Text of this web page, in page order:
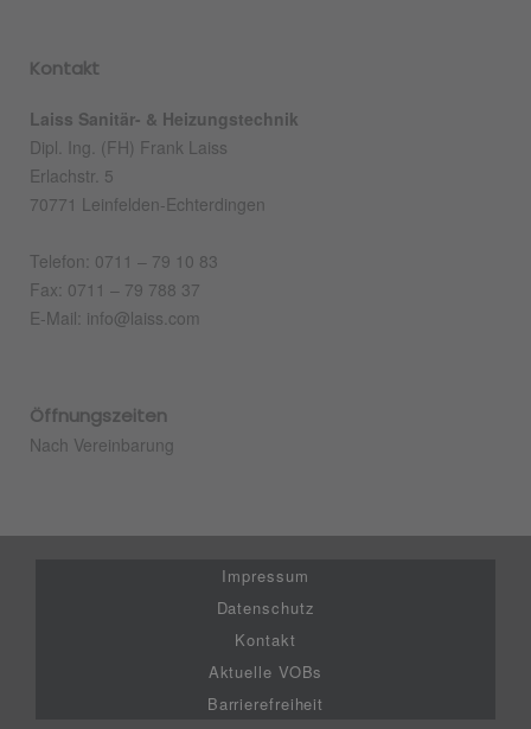
Kontakt
Laiss Sanitär- & Heizungstechnik
Dipl. Ing. (FH) Frank Laiss
Erlachstr. 5
70771 Leinfelden-Echterdingen
Telefon: 0711 – 79 10 83
Fax: 0711 – 79 788 37
E-Mail: info@laiss.com
Öffnungszeiten
Nach Vereinbarung
Impressum
Datenschutz
Kontakt
Aktuelle VOBs
Barrierefreiheit